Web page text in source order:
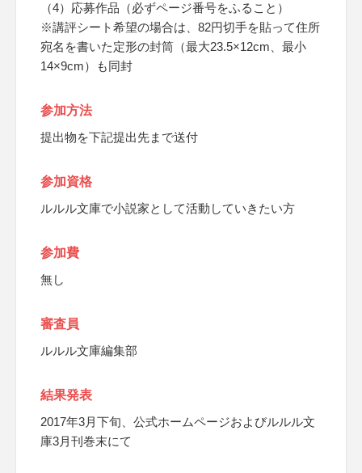
（4）応募作品（必ずページ番号をふること）
※講評シート希望の場合は、82円切手を貼って住所
宛名を書いた定形の封筒（最大23.5×12cm、最小
14×9cm）も同封
参加方法
提出物を下記提出先まで送付
参加資格
ルルル文庫で小説家として活動していきたい方
参加費
無し
審査員
ルルル文庫編集部
結果発表
2017年3月下旬、公式ホームページおよびルルル文
庫3月刊巻末にて